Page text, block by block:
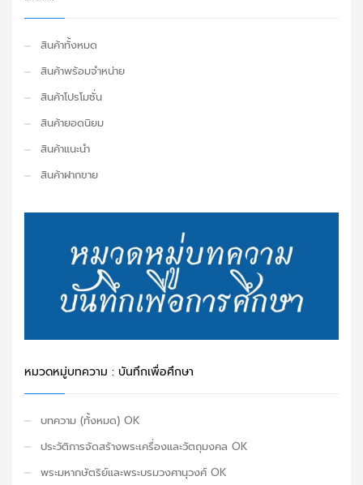
สินค้าทั้งหมด
สินค้าพร้อมจำหน่าย
สินค้าโปรโมชั่น
สินค้ายอดนิยม
สินค้าแนะนำ
สินค้าฝากขาย
หมวดหมู่บทความ : บันทึกเพื่อศึกษา
บทความ (ทั้งหมด) OK
ประวัติการจัดสร้างพระเครื่องและวัตถุมงคล OK
พระมหากษัตริย์และพระบรมวงศานุวงศ์ OK